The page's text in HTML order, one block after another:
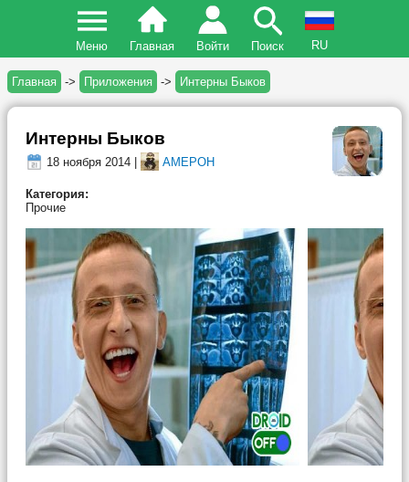
Меню Главная Войти Поиск RU
Главная -> Приложения -> Интерны Быков
Интерны Быков
18 ноября 2014 | AMEPOH
Категория:
Прочие